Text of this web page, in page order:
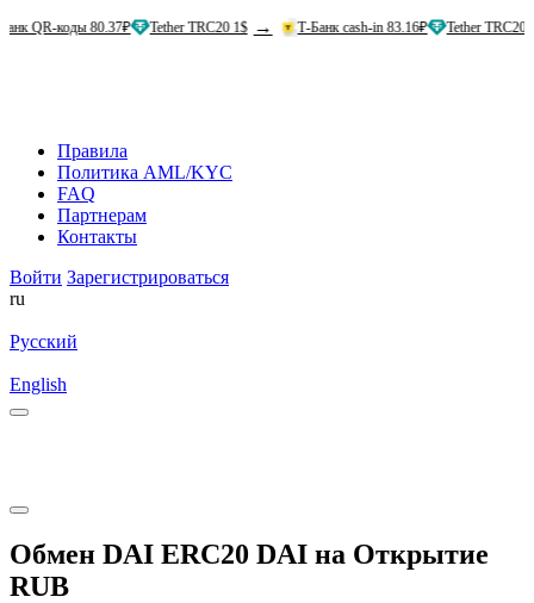
80.37₽ Tether TRC20 1$ → Т-Банк cash-in 83.16₽ Tether TRC20 1$ →
Правила
Политика AML/KYC
FAQ
Партнерам
Контакты
Войти Зарегистрироваться
ru
Русский
English
Обмен DAI ERC20 DAI на Открытие
RUB